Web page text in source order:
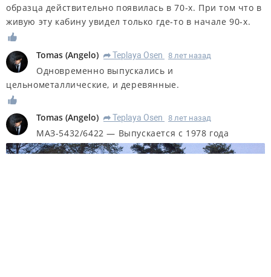
образца действительно появилась в 70-х. При том что в
живую эту кабину увидел только где-то в начале 90-х.
Tomas (Angelo) R Teplaya Osen 8 лет назад
Одновременно выпускались и
цельнометаллические, и деревянные.
Tomas (Angelo) R Teplaya Osen 8 лет назад
МАЗ-5432/6422 — Выпускается с 1978 года